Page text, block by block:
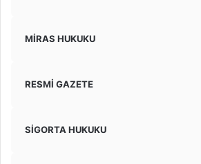
MİRAS HUKUKU
RESMİ GAZETE
SİGORTA HUKUKU